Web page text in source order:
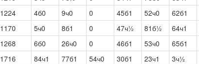
1224 4б0 9ч0 0 45б1 52ч0 62б1
1170 5ч0 8б1 0 47ч½ 81б½ 64ч1
1268 6б0 26ч0 0 46б1 53ч0 65б1
1716 84ч1 77б1 54ч0 30б1 23ч1 3ч½